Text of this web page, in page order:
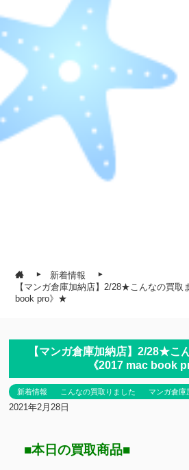
新着情報
【マンガ倉庫加納店】2/28★こんなの買取
book pro》★
【マンガ倉庫加納店】2/28★こ
《2017 mac book
新着情報 こんなの買取りました マンガ倉庫
2021年2月28日
■本日の買取商品■